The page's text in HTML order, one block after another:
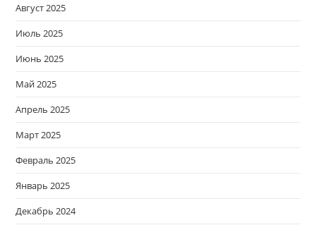
Август 2025
Июль 2025
Июнь 2025
Май 2025
Апрель 2025
Март 2025
Февраль 2025
Январь 2025
Декабрь 2024